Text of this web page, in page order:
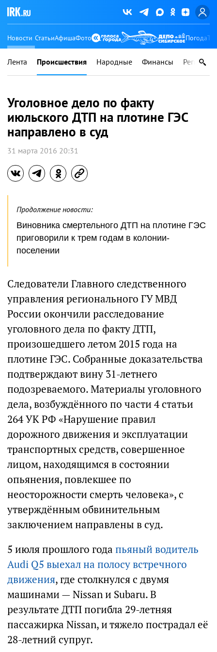
Новости СтатьиАфишаФото Погода
Лента Происшествия Народные Финансы Регионы
Уголовное дело по факту
июльского ДТП на плотине ГЭС
направлено в суд
31 марта 2016 20:31
Продолжение новости:
Виновника смертельного ДТП на плотине ГЭС
приговорили к трем годам в колонии-
поселении
Следователи Главного следственного
управления регионального ГУ МВД
России окончили расследование
уголовного дела по факту ДТП,
произошедшего летом 2015 года на
плотине ГЭС. Собранные доказательства
подтверждают вину 31-летнего
подозреваемого. Материалы уголовного
дела, возбуждённого по части 4 статьи
264 УК РФ «Нарушение правил
дорожного движения и эксплуатации
транспортных средств, совершенное
лицом, находящимся в состоянии
опьянения, повлекшее по
неосторожности смерть человека», с
утверждённым обвинительным
заключением направлены в суд.
5 июля прошлого года пьяный водитель
Audi Q5 выехал на полосу встречного
движения, где столкнулся с двумя
машинами — Nissan и Subaru. В
результате ДТП погибла 29-летняя
пассажирка Nissan, и тяжело пострадал её
28-летний супруг.